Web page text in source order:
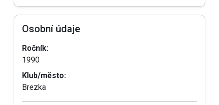
Osobní údaje
Ročník:
1990
Klub/město:
Brezka